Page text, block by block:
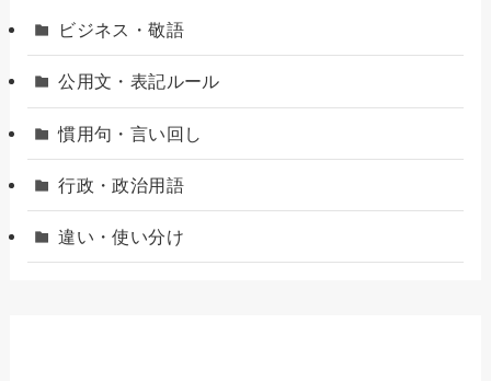
ビジネス・敬語
公用文・表記ルール
慣用句・言い回し
行政・政治用語
違い・使い分け